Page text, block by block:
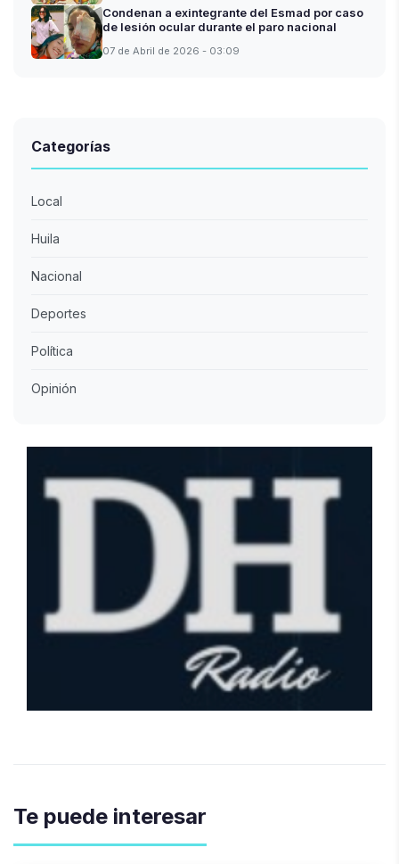
Condenan a exintegrante del Esmad por caso
de lesión ocular durante el paro nacional
07 de Abril de 2026 - 03:09
Categorías
Local
Huila
Nacional
Deportes
Política
Opinión
Te puede interesar